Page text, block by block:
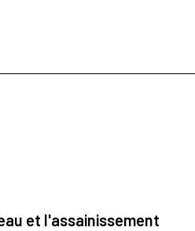
et l'assainissement